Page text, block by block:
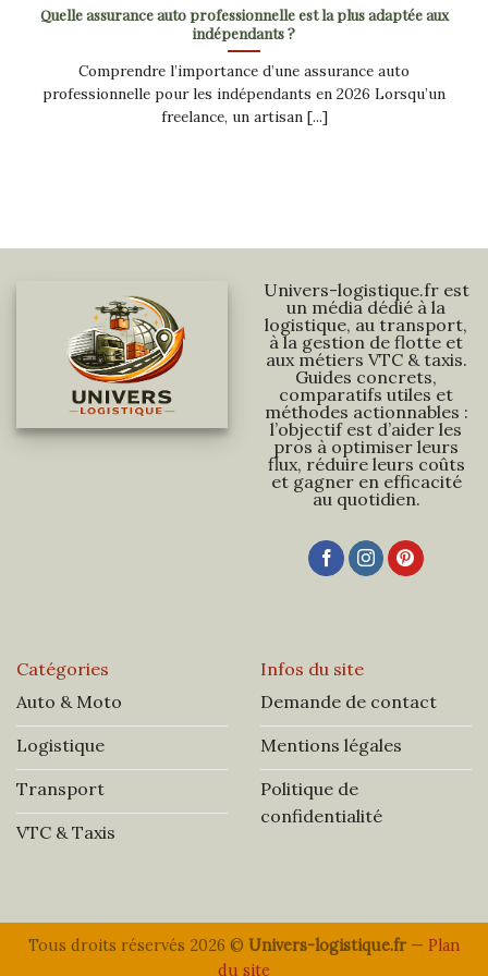
Quelle assurance auto professionnelle est la plus adaptée aux
indépendants ?
Comprendre l’importance d’une assurance auto
professionnelle pour les indépendants en 2026 Lorsqu’un
freelance, un artisan [...]
Univers-logistique.fr est
un média dédié à la
logistique, au transport,
à la gestion de flotte et
aux métiers VTC & taxis.
Guides concrets,
comparatifs utiles et
méthodes actionnables :
l’objectif est d’aider les
pros à optimiser leurs
flux, réduire leurs coûts
et gagner en efficacité
au quotidien.
Catégories
Auto & Moto
Logistique
Transport
VTC & Taxis
Infos du site
Demande de contact
Mentions légales
Politique de
confidentialité
Tous droits réservés 2026 © Univers-logistique.fr — Plan
du site